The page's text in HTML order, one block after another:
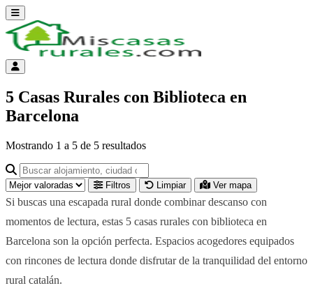
Abrir menú
Menú de cuenta
5 Casas Rurales con Biblioteca en
Barcelona
Mostrando 1 a 5 de 5 resultados
Buscar alojamiento, ciudad o provincia para ir a su página
Filtros Limpiar Ver mapa
Si buscas una escapada rural donde combinar descanso con
momentos de lectura, estas 5 casas rurales con biblioteca en
Barcelona son la opción perfecta. Espacios acogedores equipados
con rincones de lectura donde disfrutar de la tranquilidad del entorno
rural catalán.